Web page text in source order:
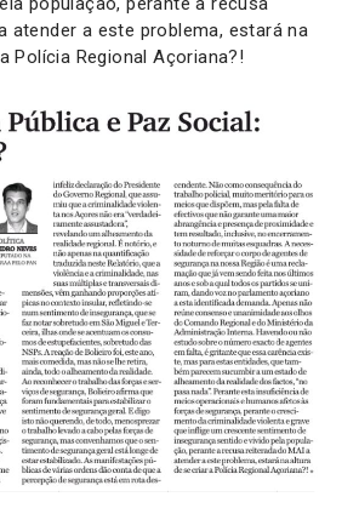
atender a este problema, estará na
Polícia Regional Açoriana?!